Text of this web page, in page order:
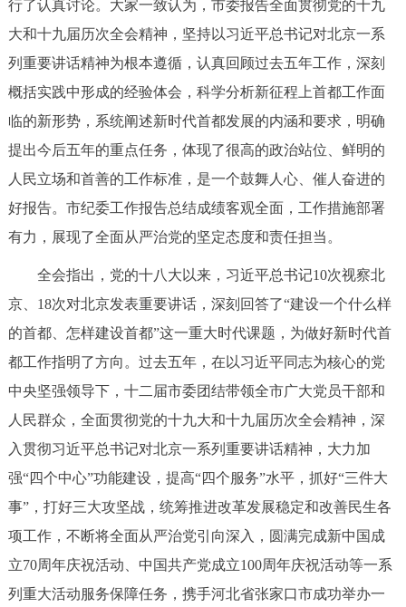
ENGLISH 한국어 日本語
DEUTSCH FRANÇAIS РУССКИЙ ЯЗЫК
ESPAÑOL العربية PORTUGUÊS
ITALIANO
回到顶部
行了认真讨论。大家一致认为，市委报告全面贯彻党的十九
大和十九届历次全会精神，坚持以习近平总书记对北京一系
列重要讲话精神为根本遵循，认真回顾过去五年工作，深刻
概括实践中形成的经验体会，科学分析新征程上首都工作面
临的新形势，系统阐述新时代首都发展的内涵和要求，明确
提出今后五年的重点任务，体现了很高的政治站位、鲜明的
人民立场和首善的工作标准，是一个鼓舞人心、催人奋进的
好报告。市纪委工作报告总结成绩客观全面，工作措施部署
有力，展现了全面从严治党的坚定态度和责任担当。
全会指出，党的十八大以来，习近平总书记10次视察北
京、18次对北京发表重要讲话，深刻回答了“建设一个什么样
的首都、怎样建设首都”这一重大时代课题，为做好新时代首
都工作指明了方向。过去五年，在以习近平同志为核心的党
中央坚强领导下，十二届市委团结带领全市广大党员干部和
人民群众，全面贯彻党的十九大和十九届历次全会精神，深
入贯彻习近平总书记对北京一系列重要讲话精神，大力加
强“四个中心”功能建设，提高“四个服务”水平，抓好“三件大
事”，打好三大攻坚战，统筹推进改革发展稳定和改善民生各
项工作，不断将全面从严治党引向深入，圆满完成新中国成
立70周年庆祝活动、中国共产党成立100周年庆祝活动等一系
列重大活动服务保障任务，携手河北省张家口市成功举办一